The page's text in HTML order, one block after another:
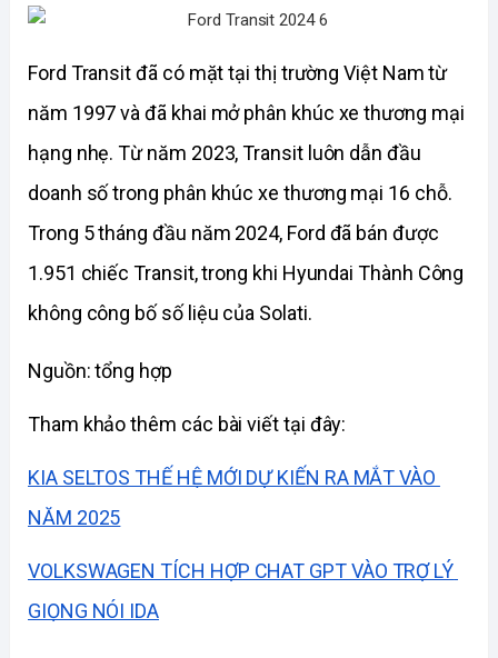
Ford Transit đã có mặt tại thị trường Việt Nam từ
năm 1997 và đã khai mở phân khúc xe thương mại
hạng nhẹ. Từ năm 2023, Transit luôn dẫn đầu
doanh số trong phân khúc xe thương mại 16 chỗ.
Trong 5 tháng đầu năm 2024, Ford đã bán được
1.951 chiếc Transit, trong khi Hyundai Thành Công
không công bố số liệu của Solati.
Nguồn: tổng hợp
Tham khảo thêm các bài viết tại đây:
KIA SELTOS THẾ HỆ MỚI DỰ KIẾN RA MẮT VÀO
NĂM 2025
VOLKSWAGEN TÍCH HỢP CHAT GPT VÀO TRỢ LÝ
GIỌNG NÓI IDA